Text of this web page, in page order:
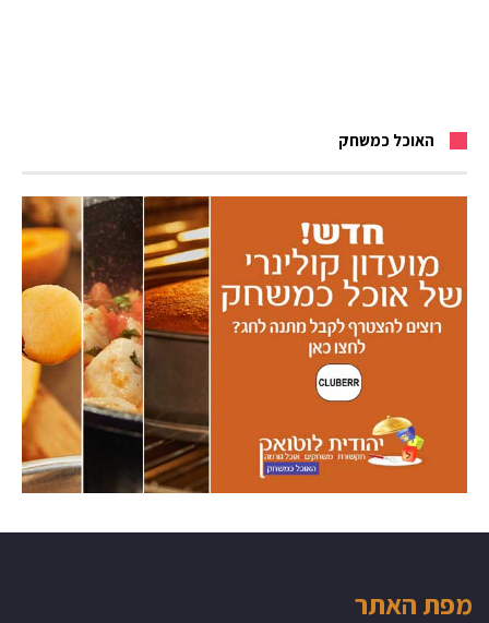
האוכל כמשחק
מפת האתר